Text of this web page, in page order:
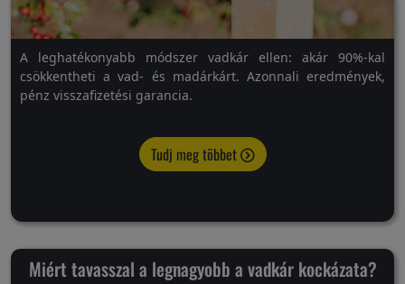
A leghatékonyabb módszer vadkár ellen: akár 90%-kal
csökkentheti a vad- és madárkárt. Azonnali eredmények,
pénz visszafizetési garancia.
Tudj meg többet
Miért tavasszal a legnagyobb a vadkár kockázata?